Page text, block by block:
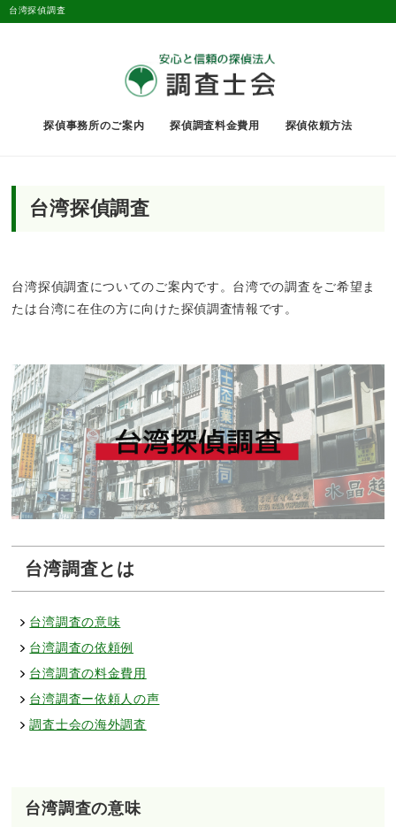
台湾探偵調査
台湾探偵調査についてのご案内です。台湾での調査をご希望ま
たは台湾に在住の方に向けた探偵調査情報です。
台湾調査とは
台湾調査の意味
台湾調査の依頼例
台湾調査の料金費用
台湾調査ー依頼人の声
調査士会の海外調査
台湾調査の意味
台湾探偵調査
探偵事務所のご案内 探偵調査料金費用 探偵依頼方法